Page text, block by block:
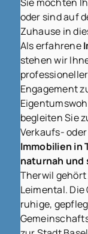
oder sind auf
Zuhause in
Als erfahrene
stehen wir
Engagement
begleiten Sie
Verkaufs-
Immobilien in
naturnah und
Therwil
Leimental.
ruhige,